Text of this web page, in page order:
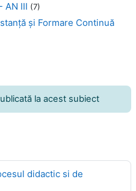
AN III (7)
şi Formare Continuă
la acest subiect
didactic si de